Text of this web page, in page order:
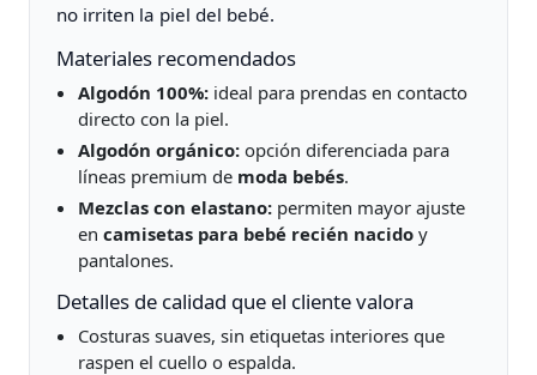
no irriten la piel del bebé.
Materiales recomendados
Algodón 100%:ideal para prendas en contacto
directo con la piel.
Algodón orgánico:opción diferenciada para
líneas premium de moda bebés.
Mezclas con elastano:permiten mayor ajuste
en camisetas para bebé recién nacidoy
pantalones.
Detalles de calidad que el cliente valora
Costuras suaves, sin etiquetas interiores que
raspen el cuello o espalda.